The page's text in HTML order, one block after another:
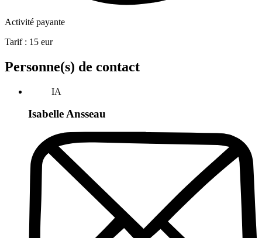
Activité payante
Tarif : 15 eur
Personne(s) de contact
IA
Isabelle Ansseau